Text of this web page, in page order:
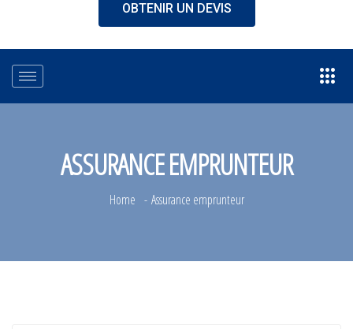
OBTENIR UN DEVIS
ASSURANCE EMPRUNTEUR
Home Assurance emprunteur